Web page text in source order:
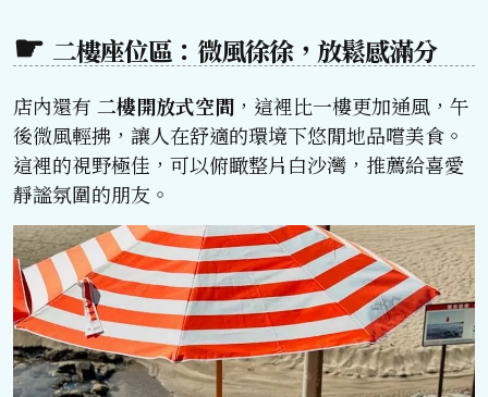
二樓座位區：微風徐徐，放鬆感滿分
店內還有 二樓開放式空間 ，這裡比一樓更加通風，午
後微風輕拂，讓人在舒適的環境下悠閒地品嚐美食。
這裡的視野極佳，可以俯瞰整片白沙灣，推薦給喜愛
靜謐氛圍的朋友。